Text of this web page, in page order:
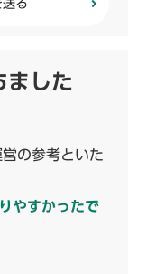
る
ました
の参考といた
やすかったで